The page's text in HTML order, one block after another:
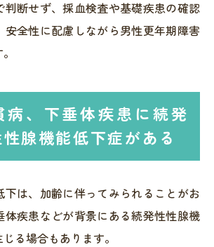
判断せず、採血検査や基礎疾患の確認
安全性に配慮しながら男性更年期障害
病、下垂体疾患に続発
腺機能低下症がある
下は、加齢に伴ってみられることがお
体疾患などが背景にある続発性性腺機
る場合もあります。